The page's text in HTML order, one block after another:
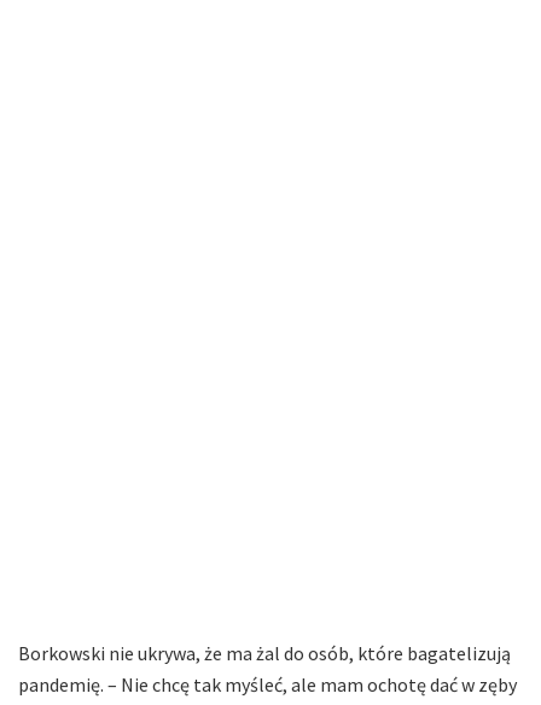
Borkowski nie ukrywa, że ma żal do osób, które bagatelizują
pandemię. – Nie chcę tak myśleć, ale mam ochotę dać w zęby